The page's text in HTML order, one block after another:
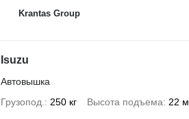
Krantas Group
Isuzu
Автовышка
Грузопод.
250 кг Высота подъема 22 м